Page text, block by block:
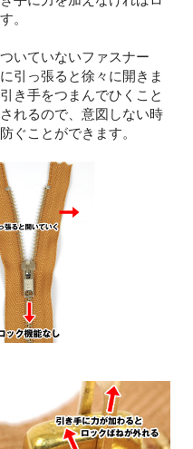
。
いていないファスナー
引っ張ると徐々に開きま
き手をつまんでひくこと
れるので、意図しない時
ぐことができます。